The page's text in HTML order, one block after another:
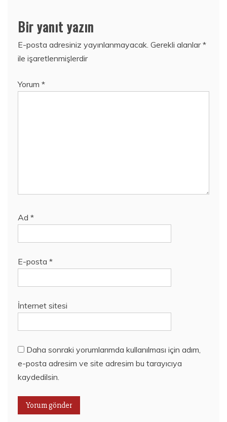
Bir yanıt yazın
E-posta adresiniz yayınlanmayacak. Gerekli alanlar*
ile işaretlenmişlerdir
Yorum *
Ad *
E-posta *
İnternet sitesi
Daha sonraki yorumlarımda kullanılması için adım,
e-posta adresim ve site adresim bu tarayıcıya
kaydedilsin.